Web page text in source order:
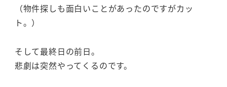
（物件探しも面白いことがあったのですがカッ
ト。）
そして最終日の前日。
悲劇は突然やってくるのです。